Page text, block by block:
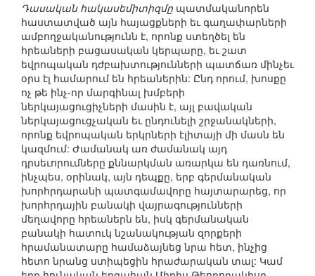
Դասական հակասեմիտիզմը պատմականորեն
հաստատված այն հայացքների եւ գաղափարների
ամբողջականությունն է, որոնք ստեղծել են
հրեաների բացասական կերպարը, եւ շատ
եվրոպական դժբախտությունների պատճառ մինչեւ
օրս էլ համարում են հրեաներին: Ընդ որում, խոսքը
ոչ թե ինչ-որ մարգինալ խմբերի
ներկայացուցիչների մասին է, այլ բավական
ներկայացուցչական եւ ընդունելի շրջանակների,
որոնք եվրոպական երկրների էլիտայի մի մասն են
կազմում: Ժամանակ առ ժամանակ այդ
դրսեւորումները քննարկման առարկա են դառնում,
ինչպես, օրինակ, այն դեպքը, երբ գերմանական
խորհրդարանի պատգամավորը հայտարարեց, որ
խորհրդային բանակի վայրագությունների
մեղավորը հրեաներն են, իսկ գերմանական
բանակի հատուկ նշանակության զորքերի
հրամանատարը համաձայնեց նրա հետ, ինչից
հետո նրանց ստիպեցին հրաժարական տալ: Կամ